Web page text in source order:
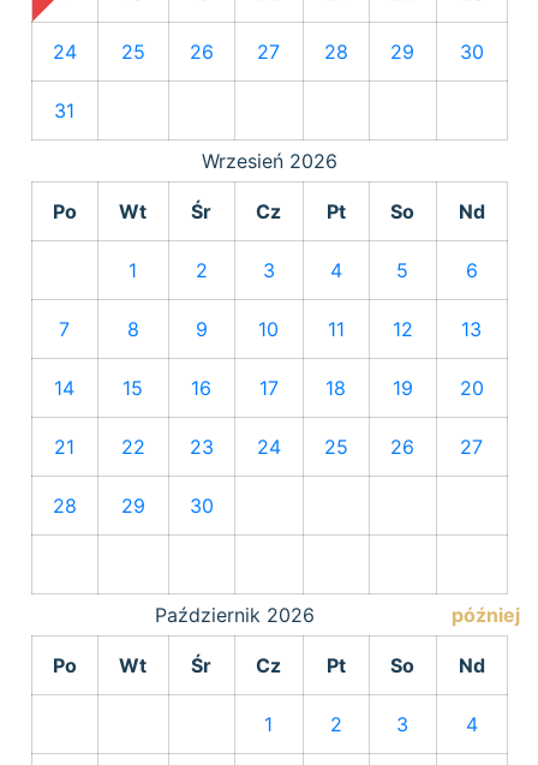
24 25 26 27 28 29 30
31
Wrzesień 2026
Po Wt Śr Cz Pt So Nd
1 2 3 4 5 6
7 8 9 10 11 12 13
14 15 16 17 18 19 20
21 22 23 24 25 26 27
28 29 30
później
Październik 2026
Po Wt Śr Cz Pt So Nd
1 2 3 4